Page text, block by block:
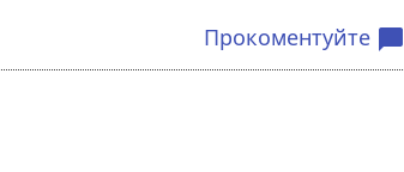
Прокоментуйте chat_bubble